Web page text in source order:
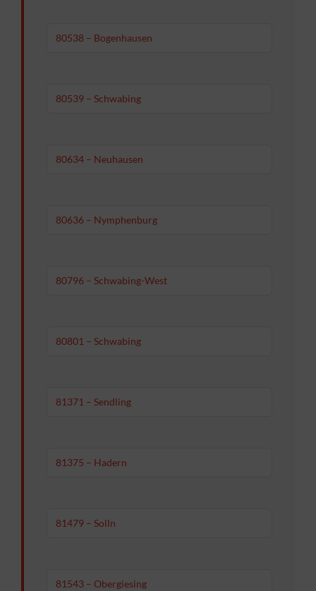
80538 – Bogenhausen
80539 – Schwabing
80634 – Neuhausen
80636 – Nymphenburg
80796 – Schwabing-West
80801 – Schwabing
81371 – Sendling
81375 – Hadern
81479 – Solln
81543 – Obergiesing